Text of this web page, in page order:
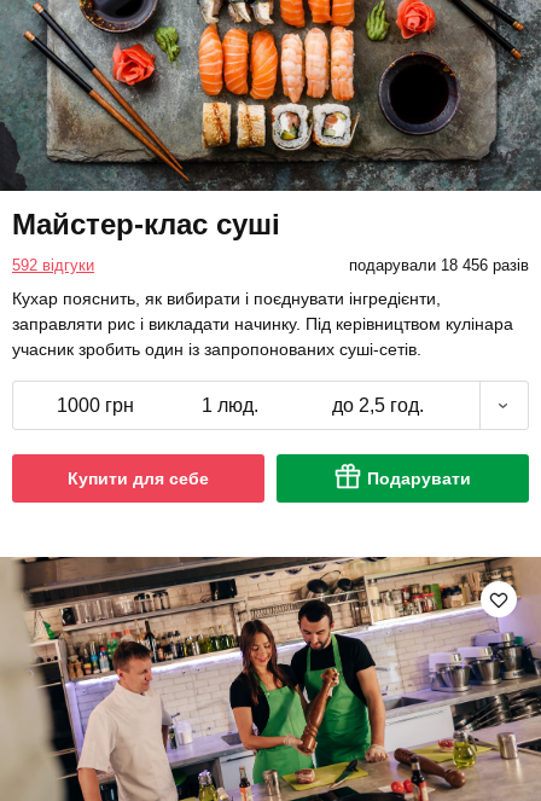
Майстер-клас суші
592 відгуки подарували 18 456 разів
Кухар пояснить, як вибирати і поєднувати інгредієнти,
заправляти рис і викладати начинку. Під керівництвом кулінара
учасник зробить один із запропонованих суші-сетів.
1000 грн 1 люд. до 2,5 год.
Купити для себе Подарувати